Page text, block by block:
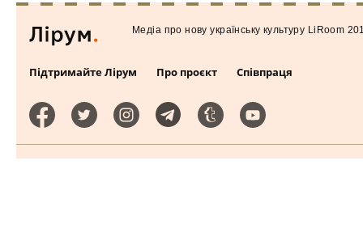
Підтримайте Лірум Про проєкт Співпраця
Медiа про нову українську культуру LiRoom